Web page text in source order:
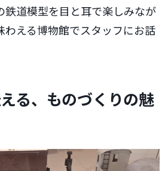
鉄道模型を目と耳で楽しみなが
わえる博物館でスタッフにお話
る、ものづくりの魅